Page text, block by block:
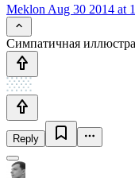
Meklon Aug 30 2014 at
Симпатичная
Reply